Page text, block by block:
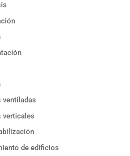
ventiladas
verticales
de edificios